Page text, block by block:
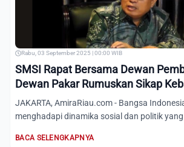
Rabu, 03 September 2025 | 00:00 WIB
SMSI Rapat Bersama Dewan
Dewan Pakar Rumuskan Sikap
JAKARTA, AmiraRiau.com - Bangsa
menghadapi dinamika sosial dan politik
BACA SELENGKAPNYA